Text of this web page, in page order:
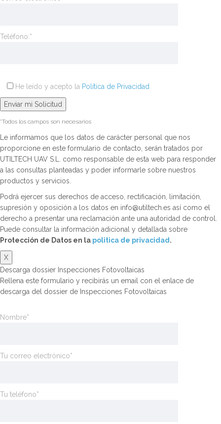
Teléfono:*
He leído y acepto la Política de Privacidad
*Todos los campos son necesarios
Le informamos que los datos de carácter personal que nos
proporcione en este formulario de contacto, serán tratados por
UTILTECH UAV S.L. como responsable de esta web para responder
a las consultas planteadas y poder informarle sobre nuestros
productos y servicios.
Podrá ejercer sus derechos de acceso, rectificación, limitación,
supresión y oposición a los datos en info@utiltech.es así como el
derecho a presentar una reclamación ante una autoridad de control.
Puede consultar la información adicional y detallada sobre
Protección de Datos en la politica de privacidad .
X
Descarga dossier Inspecciones Fotovoltaicas
Rellena este formulario y recibirás un email con el enlace de
descarga del dossier de Inspecciones Fotovoltaicas
Nombre*
Tu correo electrónico*
Tu teléfono*